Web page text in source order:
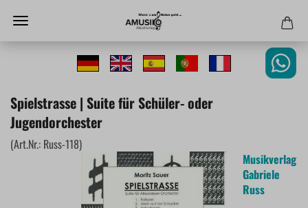
Spielstrasse | Suite für Schüler- oder
Jugendorchester
(Art.Nr.: Russ-118)
Musikverlag
Gabriele
Russ